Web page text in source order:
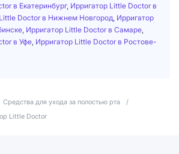
в Екатеринбург, Ирригатор Little Doctor в
Doctor в Нижнем Новгород Ирригатор
Ирригатор Little Doctor в Самаре
в Уфе Ирригатор Little Doctor в Ростове-
Средства для ухода за полостью рта
/
Little Doctor